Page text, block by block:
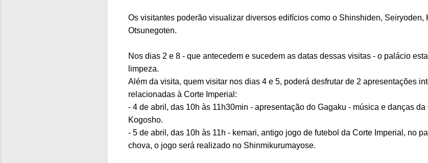
Os visitantes poderão visualizar diversos edifícios como o Shinshiden, Seiryoden,
Otsunegoten.
Nos dias 2 e 8 - que antecedem e sucedem as datas dessas visitas - o palácio
limpeza.
Além da visita, quem visitar nos dias 4 e 5, poderá desfrutar de 2 apresentações
relacionadas à Corte Imperial:
- 4 de abril, das 10h às 11h30min - apresentação do Gagaku - música e danças
Kogosho.
- 5 de abril, das 10h às 11h - kemari, antigo jogo de futebol da Corte Imperial, no
chova, o jogo será realizado no Shinmikurumayose.